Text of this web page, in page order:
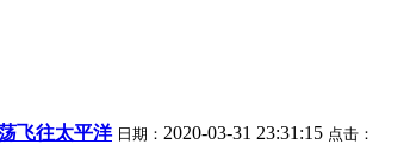
飞往太平洋 日期： 2020-03-31 23:31:15 点击：